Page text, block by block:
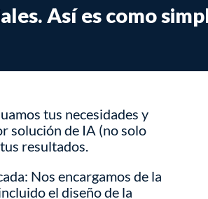
Así es como
tus necesidades y
solución de IA (no solo
resultados.
Nos encargamos de la
el diseño de la